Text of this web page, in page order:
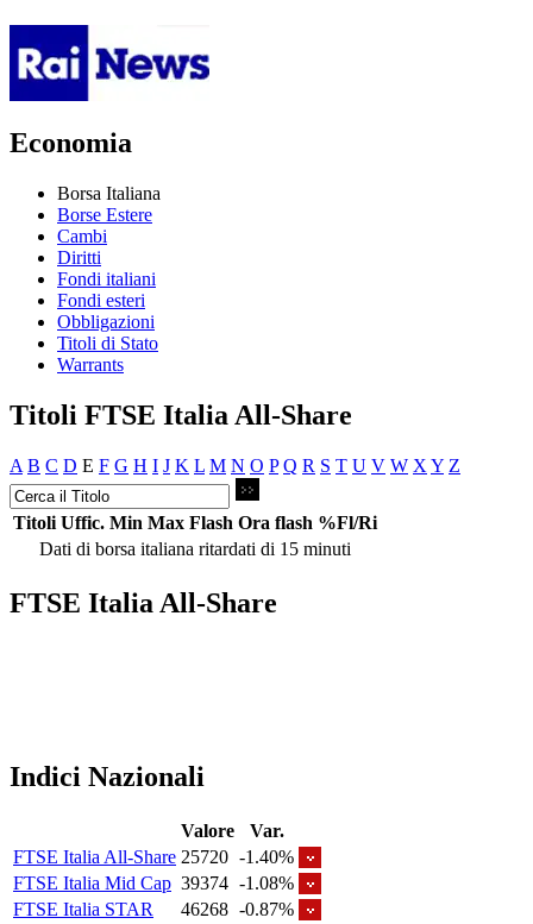
Economia
Borsa Italiana
Borse Estere
Cambi
Diritti
Fondi italiani
Fondi esteri
Obbligazioni
Titoli di Stato
Warrants
Titoli FTSE Italia All-Share
A B C D E F G H I J K L M N O P Q R S T U V W X Y Z
Titoli Uffic. Min Max Flash Ora flash %Fl/Ri
Dati di borsa italiana ritardati di 15 minuti
FTSE Italia All-Share
Indici Nazionali
Valore
Var.
FTSE Italia All-Share 25720 -1.40%
FTSE Italia Mid Cap 39374 -1.08%
FTSE Italia STAR
46268 -0.87%